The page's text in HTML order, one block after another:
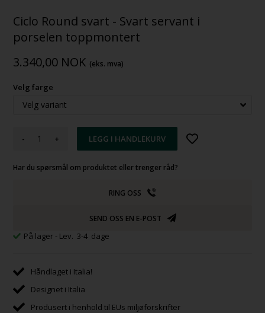
Ciclo Round svart - Svart servant i
porselen toppmontert
3.340,00 NOK (eks. mva)
Velg farge
- +
Har du spørsmål om produktet eller trenger råd?
RING OSS
SEND OSS EN E-POST
På lager - Lev. 3-4 dage
Håndlaget i Italia!
Designet i Italia
Produsert i henhold til EUs miljøforskrifter